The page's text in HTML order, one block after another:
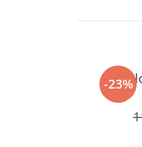
-23%